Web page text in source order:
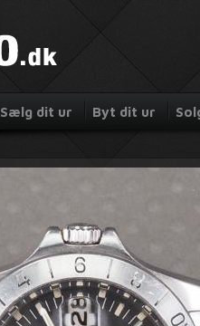
Sælg dit ur Byt dit ur